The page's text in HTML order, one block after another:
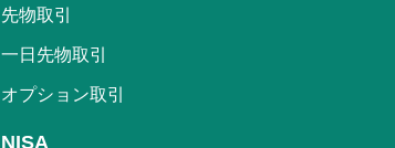
先物取引
一日先物取引
オプション取引
NISA